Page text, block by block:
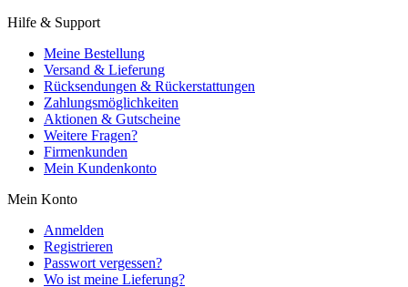
Hilfe & Support
Meine Bestellung
Versand & Lieferung
Rücksendungen & Rückerstattungen
Zahlungsmöglichkeiten
Aktionen & Gutscheine
Weitere Fragen?
Firmenkunden
Mein Kundenkonto
Mein Konto
Anmelden
Registrieren
Passwort vergessen?
Wo ist meine Lieferung?